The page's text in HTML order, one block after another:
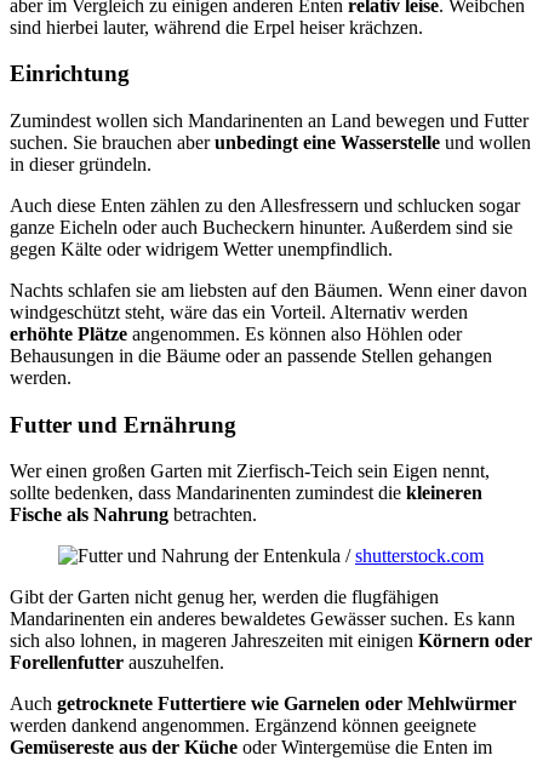
aber im Vergleich zu einigen anderen Enten relativ leise. Weibchen
sind hierbei lauter, während die Erpel heiser krächzen.
Einrichtung
Zumindest wollen sich Mandarinenten an Land bewegen und Futter
suchen. Sie brauchen aberunbedingt eine Wasserstelle und wollen
in dieser gründeln.
Auch diese Enten zählen zu den Allesfressern und schlucken sogar
ganze Eicheln oder auch Bucheckern hinunter. Außerdem sind sie
gegen Kälte oder widrigem Wetter unempfindlich.
Nachts schlafen sie am liebsten auf den Bäumen. Wenn einer davon
windgeschützt steht, wäre das ein Vorteil. Alternativ werden
erhöhte Plätze angenommen. Es können also Höhlen oder
Behausungen in die Bäume oder an passende Stellen gehangen
werden.
Futter und Ernährung
Wer einen großen Garten mit Zierfisch-Teich sein Eigen nennt,
sollte bedenken, dass Mandarinenten zumindest die kleineren
Fische als Nahrung betrachten.
nkula /shutterstock.com
Gibt der Garten nicht genug her, werden die flugfähigen
Mandarinenten ein anderes bewaldetes Gewässer suchen. Es kann
sich also lohnen, in mageren Jahreszeiten mit einigen Körnern oder
Forellenfutter auszuhelfen.
Auch getrocknete Futtertiere wie Garnelen oder Mehlwürmer
werden dankend angenommen. Ergänzend können geeignete
Gemüsereste aus der Küche oder Wintergemüse die Enten im